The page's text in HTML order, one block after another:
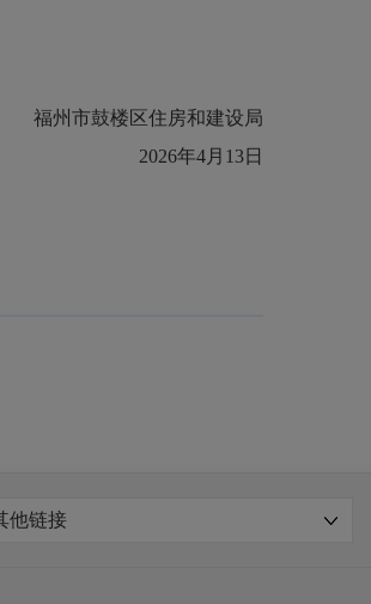
福州市鼓楼区住房和建设局
2026年4月13日
他链接